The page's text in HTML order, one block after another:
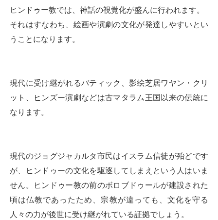
ヒンドゥー教では、神話の視覚化が盛んに行われます。
それはすなわち、絵画や演劇の文化が発達しやすいとい
うことになります。
現代に受け継がれるバティック、影絵芝居ワヤン・クリ
ット、ヒンズー演劇などは古マタラム王国以来の伝統に
なります。
現代のジョグジャカルタ市民はイスラム信徒が殆どです
が、ヒンドゥーの文化を駆逐してしまえという人はいま
せん。ヒンドゥー教の前のボロブドゥールが建設された
頃は仏教であったため、宗教が違っても、文化を守る
人々の力が後世に受け継がれている証拠でしょう。